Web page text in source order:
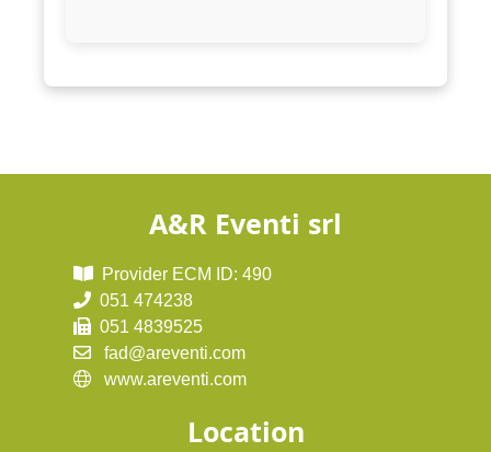
A&R Eventi srl
Provider ECM ID: 490
051 474238
051 4839525
fad@areventi.com
www.areventi.com
Location